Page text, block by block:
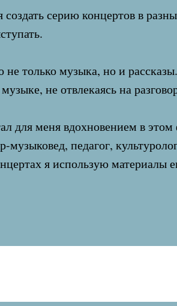
создать серию концертов в
только музыка, но и
не отвлекаясь на
для меня вдохновением в
музыковед, педагог,
я использую материалы